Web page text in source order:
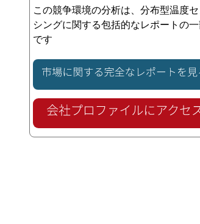
この競争環境の分析は、分布型温度
シングに関する包括的なレポートの
です